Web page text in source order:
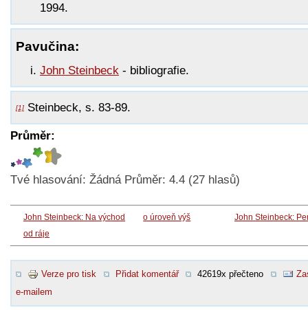
1994.
Pavučina:
John Steinbeck - bibliografie.
[1] Steinbeck, s. 83-89.
Průměr:
Tvé hlasování: Žádná Průměr: 4.4 (27 hlasů)
John Steinbeck: Na východ
od ráje
o úroveň výš John Steinbeck:
Verze pro tisk Přidat komentář 42619x přečteno
e-mailem